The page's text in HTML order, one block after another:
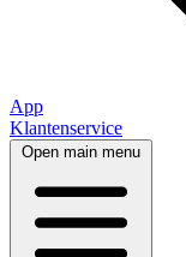
App
Klantenservice
Open main menu